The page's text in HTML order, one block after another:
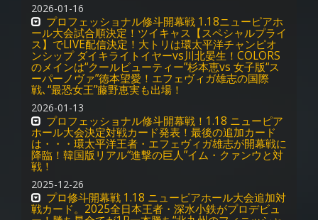
2026-01-16
プロフェッショナル修斗開幕戦 1.18ニューピアホ
ール大会試合順決定！ツイキャス【スペシャルプライ
ス】でLIVE配信決定！大トリは環太平洋チャンピオ
ンシップ ダイキライトイヤーvs川北晏生！COLORS
のメインは“クールビューティー”杉本恵vs 女子版“ス
ーパーノヴァ”徳本望愛！エフェヴィガ雄志の国際
戦､“最恐女王”藤野恵実も出場！
2026-01-13
プロフェッショナル修斗開幕戦！1.18 ニューピア
ホール大会決定対戦カード発表！最後の追加カード
は・・・環太平洋王者・エフェヴィガ雄志が開幕戦に
降臨！韓国版リアル“進撃の巨人”イム・クァンウと対
戦！
2025-12-26
プロ修斗開幕戦 1.18 ニューピアホール大会追加対
戦カード。2025全日本王者・深水小鉄がプロデビュ